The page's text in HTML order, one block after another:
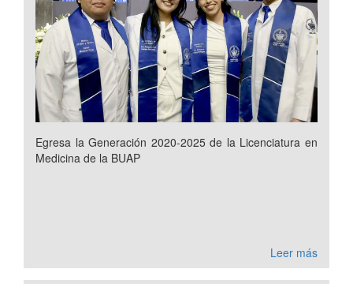
Egresa la Generación 2020-2025 de la Licenciatura en
Medicina de la BUAP
Leer más